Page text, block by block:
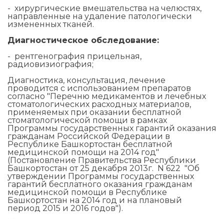
- хирургические вмешательства на челюстях,
направленные на удаление патологически
измененных тканей.
Диагностическое обследование:
- рентгенография прицельная,
радиовизиография;
Диагностика, консультация, лечение
проводится с использованием препаратов
согласно "Перечню медикаментов и лечебных
стоматологических расходных материалов,
применяемых при оказании бесплатной
стоматологической помощи в рамках
Программы государственных гарантий оказания
гражданам Российской Федерации в
Республике Башкортостан бесплатной
медицинской помощи на 2014 год"
(Постановление Правительства Республики
Башкортостан от 25 декабря 2013г. N 622 "Об
утверждении Программы государственных
гарантий бесплатного оказания гражданам
медицинской помощи в Республике
Башкортостан на 2014 год и на плановый
период 2015 и 2016 годов").